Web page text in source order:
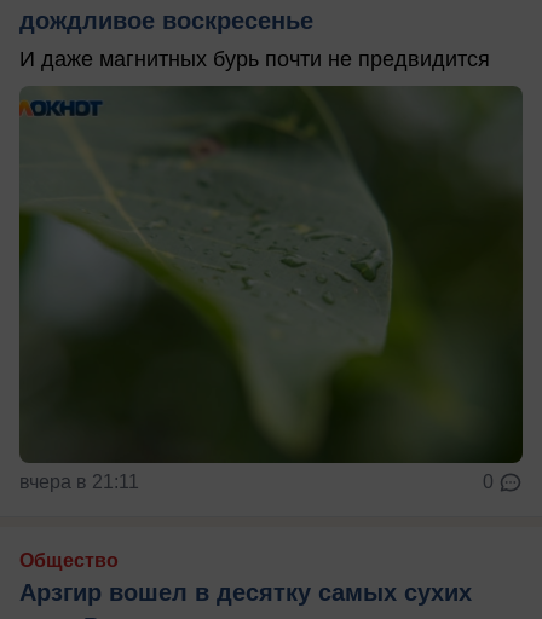
дождливое воскресенье
И даже магнитных бурь почти не предвидится
вчера в 21:11 0
Общество
Арзгир вошел в десятку самых сухих